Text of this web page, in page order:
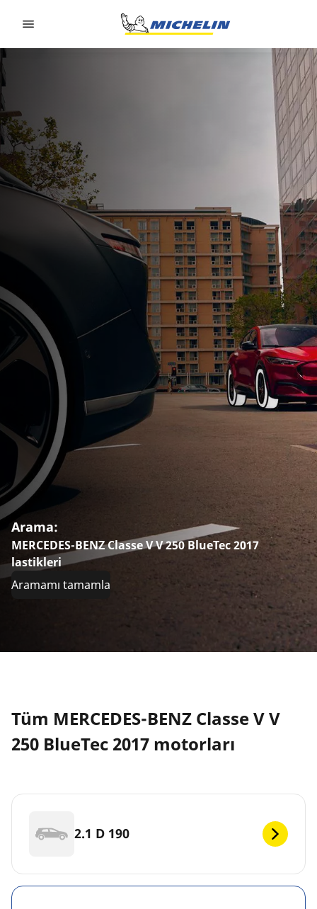
Arama:
MERCEDES-BENZ Classe V V 250 BlueTec 2017
lastikleri
Aramamı tamamla
Tüm MERCEDES-BENZ Classe V V
250 BlueTec 2017 motorları
2.1 D 190